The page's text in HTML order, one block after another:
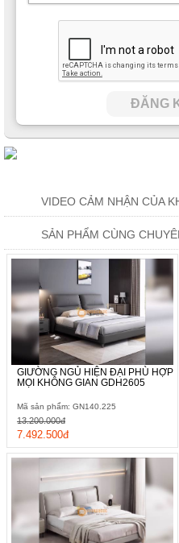
ĐĂNG
VIDEO CẢM NHẬN CỦA
SẢN PHẨM CÙNG
GIƯỜNG NGỦ HIỆN ĐẠI PHÙ HỢP
MỌI KHÔNG GIAN GDH2605
Mã sản phẩm: GN140.225
7.492.500đ
13.200.000đ